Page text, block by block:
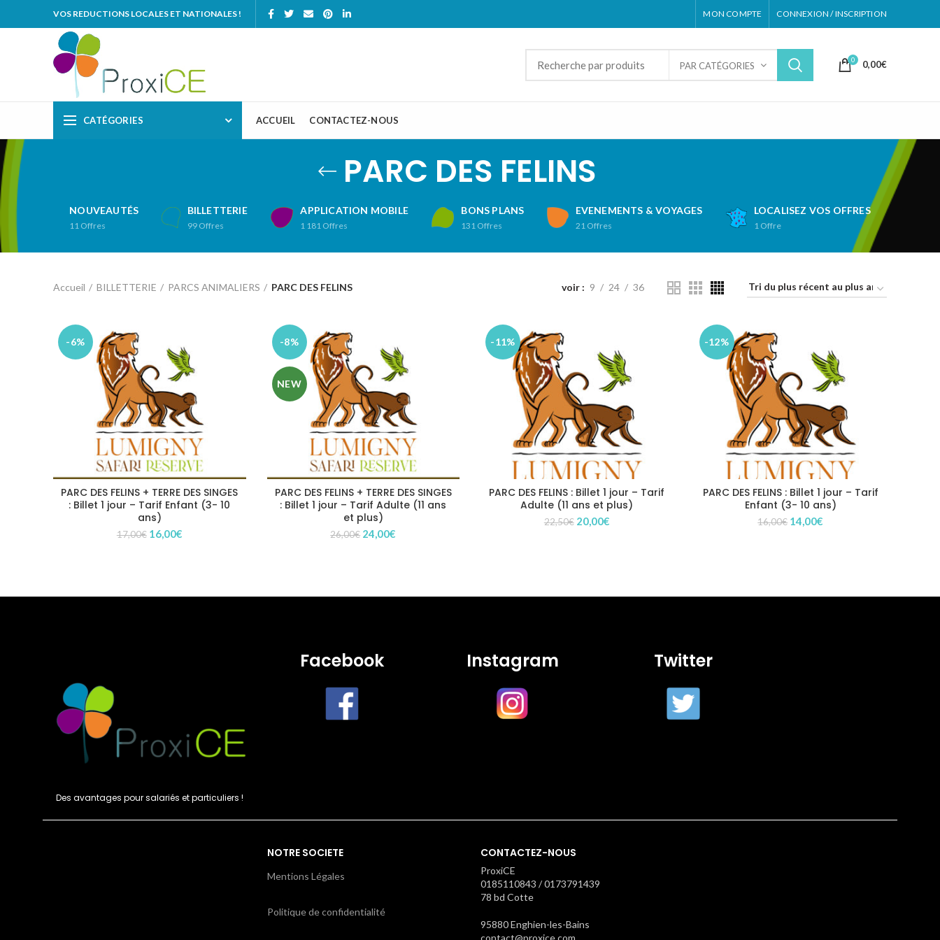
VOS REDUCTIONS LOCALES ET NATIONALES ! MON COMPTE CONNEXION / INSCRIPTION
PAR CATÉGORIES
0 0,00€
CATÉGORIES ACCUEIL CONTACTEZ-NOUS
PARC DES FELINS
NOUVEAUTÉS
11 Offres
BILLETTERIE
99 Offres
APPLICATION MOBILE
1 181 Offres
BONS PLANS
131 Offres
EVENEMENTS & VOYAGES
21 Offres
LOCALISEZ VOS OFFRES
1 Offre
Accueil BILLETTERIE PARCS ANIMALIERS PARC DES FELINS voir 9 24 36
-6%
PARC DES FELINS + TERRE DES SINGES
: Billet 1 jour – Tarif Enfant (3- 10
ans)
17,00€ Le
16,00€Le
-8%
NEW
PARC DES FELINS + TERRE DES SINGES
: Billet 1 jour – Tarif Adulte (11 ans
et plus)
26,00€ Le
24,00€
-11%
PARC DES FELINS : Billet 1 jour – Tarif
Adulte (11 ans et plus)
22,50€ Le
20,00€Le
-12%
PARC DES FELINS : Billet 1 jour – Tarif
Enfant (3- 10 ans)
16,00€ Le
14,00€
Des avantages pour salariés et particuliers !
Facebook Instagram Twitter
NOTRE SOCIETE
Mentions Légales
Politique de confidentialité
CONTACTEZ-NOUS
ProxiCE
0185110843 / 0173791439
78 bd Cotte
95880 Enghien-les-Bains